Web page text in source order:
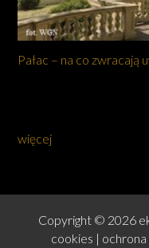
Pałac – na co zwracają
więcej
Copyright © 2026
cookies |